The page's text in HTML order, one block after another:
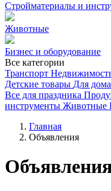
Стройматериалы и
Животные
Бизнес и оборудование
Все категории
Транспорт
Детские товары Для
Все для праздника
инструменты Животные
Главная
Объявления